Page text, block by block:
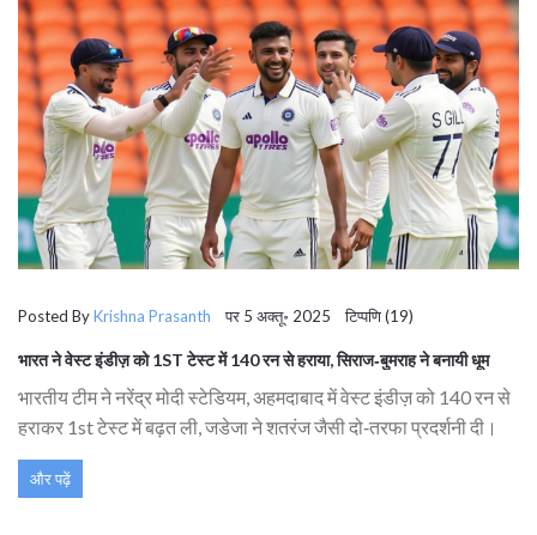
Posted ByKrishna Prasanth पर 5 अक्तू॰ 2025 टिप्पणि (19)
भारत ने वेस्ट इंडीज़ को 1ST टेस्ट में 140 रन से हराया, सिराज‑बुमराह ने बनायी धूम
भारतीय टीम ने नरेंद्र मोदी स्टेडियम, अहमदाबाद में वेस्ट इंडीज़ को 140 रन से
हराकर 1st टेस्ट में बढ़त ली, जडेजा ने शतरंज जैसी दो‑तरफा प्रदर्शनी दी।
और पढ़ें